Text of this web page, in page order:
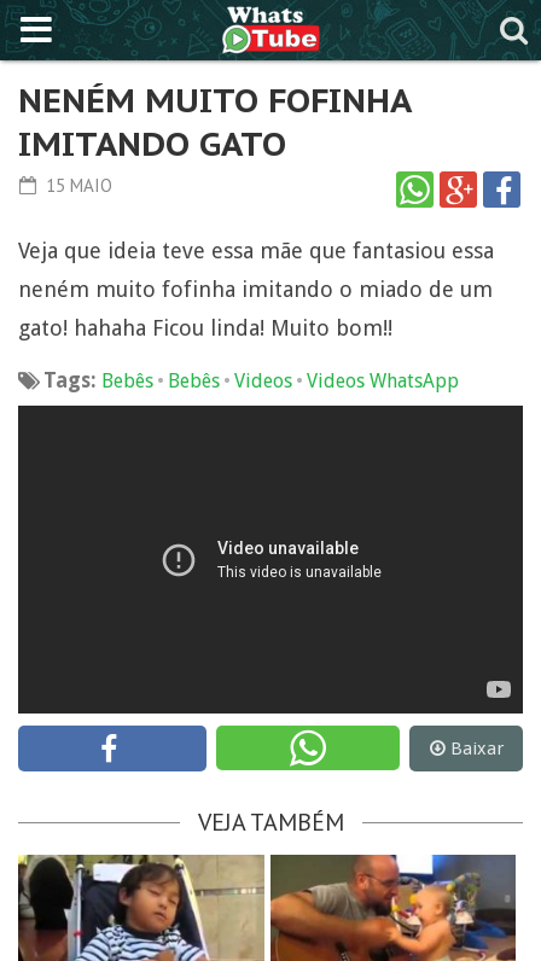
NENÉM MUITO FOFINHA
IMITANDO GATO
15 MAIO
Veja que ideia teve essa mãe que fantasiou essa
neném muito fofinha imitando o miado de um
gato! hahaha Ficou linda! Muito bom!!
Tags: Bebês • Bebês • Videos • Videos WhatsApp
Baixar
VEJA TAMBÉM